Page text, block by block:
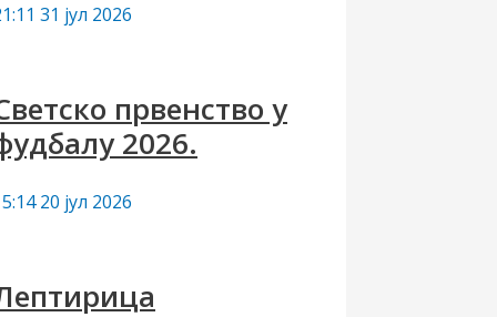
31 јул 2026
првенство у
2026.
20 јул 2026